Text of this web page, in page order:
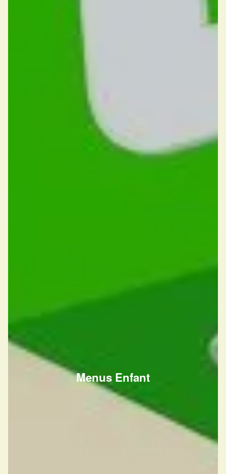
Menus Enfant